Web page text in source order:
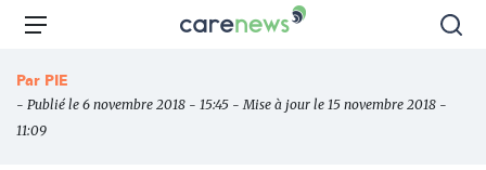
Aller
principal
Carenews,
des
Menu
Par PIE
- Publié le 6 novembre 2018 - 15:45 - Mise à jour le 15 novembre 2018 -
11:09